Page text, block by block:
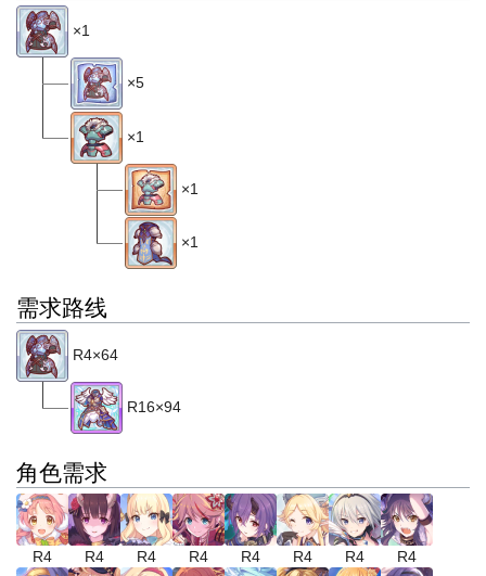
×1
×5
×1
×1
×1
需求路线
R4×64
R16×94
角色需求
R4 R4 R4 R4 R4 R4 R4 R4